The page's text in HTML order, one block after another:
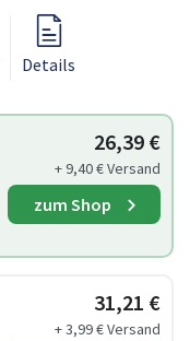
Details
26,39 €
+ 9,40 € Versand
zum Shop
31,21 €
+ 3,99 € Versand